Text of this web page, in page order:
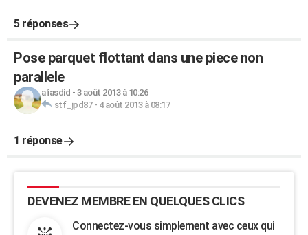
5 réponses
Pose parquet flottant dans une piece non
parallele
aliasdid - 3 août 2013 à 10:26
stf_jpd87- 4 août 2013 à 08:17
1 réponse
DEVENEZ MEMBRE EN QUELQUES CLICS
Connectez-vous simplement avec ceux qui